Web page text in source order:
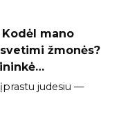
mano
žmonės?
judesiu —